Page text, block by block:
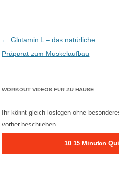
Post navigation
← Glutamin L – das natürliche
Präparat zum Muskelaufbau
WORKOUT-VIDEOS FÜR ZU HAUSE
Ihr könnt gleich loslegen ohne
vorher beschrieben.
10-15 Minuten